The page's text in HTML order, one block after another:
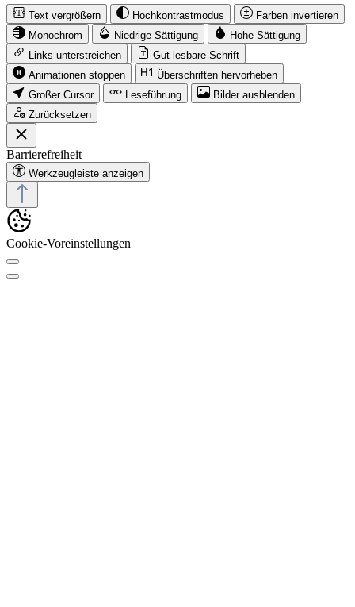
Text vergrößern Hochkontrastmodus
Farben invertieren
Monochrom
Niedrige Sättigung
Hohe Sättigung
Links unterstreichen
Gut lesbare Schrift
Animationen stoppen
Überschriften hervorheben
Großer Cursor
Leseführung
Bilder ausblenden
Zurücksetzen
Barrierefreiheit
Werkzeugleiste anzeigen
Cookie-Voreinstellungen